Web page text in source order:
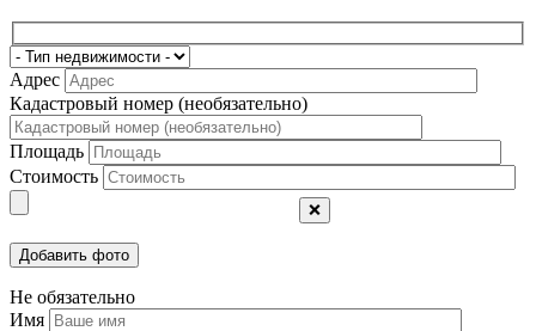
Адрес
Кадастровый номер (необязательно)
Площадь
Стоимость
❌
Не обязательно
Имя